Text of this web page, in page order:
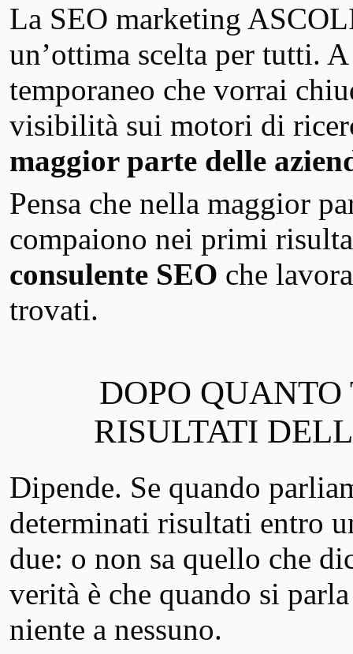
La SEO marketing
un’ottima scelta per tutti.
temporaneo che vorrai
visibilità sui motori di
maggior parte delle
Pensa che nella maggior
compaiono nei primi
consulente SEO che
trovati.
DOPO
RISULTATI
Dipende. Se quando
determinati risultati entro
due: o non sa quello che
verità è che quando si
niente a nessuno.